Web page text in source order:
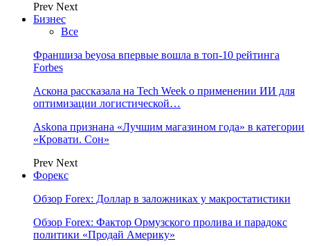
Prev Next
Бизнес
Все
Франшиза beyosa впервые вошла в топ-10 рейтинга
Forbes
Аскона рассказала на Tech Week о применении ИИ для
оптимизации логистической…
Askona признана «Лучшим магазином года» в категории
«Кровати. Сон»
Prev Next
Форекс
Обзор Forex: Доллар в заложниках у макростатистики
Обзор Forex: Фактор Ормузского пролива и парадокс
политики «Продай Америку»